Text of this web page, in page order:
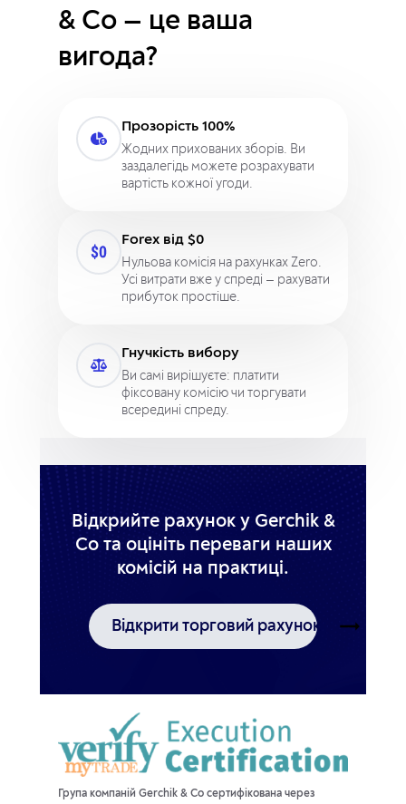
& Co — це ваша
вигода?
Прозорість 100%
Жодних прихованих зборів. Ви
заздалегідь можете розрахувати
вартість кожної угоди.
Forex від $0
Нульова комісія на рахунках Zero.
Усі витрати вже у спреді — рахувати
прибуток простіше.
Гнучкість вибору
Ви самі вирішуєте: платити
фіксовану комісію чи торгувати
всередині спреду.
Відкрийте рахунок у Gerchik &
Co та оцініть переваги наших
комісій на практиці.
Відкрити торговий рахунок
Група компаній Gerchik & Co сертифікована через